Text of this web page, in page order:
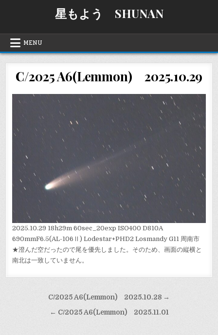
星もよう SHUNAN
MENU
C/2025 A6(Lemmon) 2025.10.29
2025.10.29 18h29m 60sec_20exp ISO400 D810A
690mmF6.5(AL-106Ⅱ) Lodestar+PHD2 Losmandy G11 周南市
★澄んだ空だったので尾を優先しました。そのため、画面の縦横と
南北は一致していません。
C/2025 A6(Lemmon) 2025.10.28 →
← C/2025 A6(Lemmon) 2025.11.01